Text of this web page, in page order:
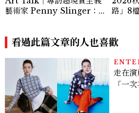
藝術家 Penny Slinger：
而不僅僅是外在看起來的模
樣。」
路」8
看過此篇文章的人也喜歡
走在演
「一